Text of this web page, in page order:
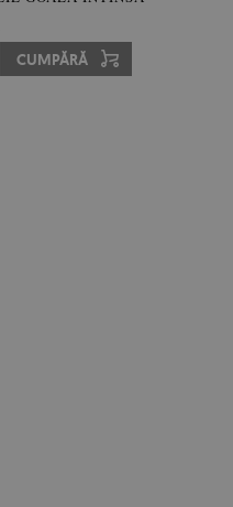
CUMPĂRĂ